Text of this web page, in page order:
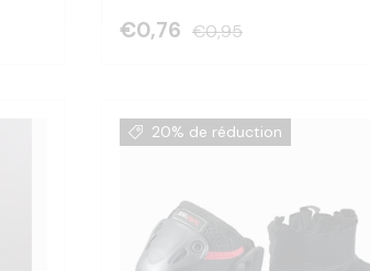
€0,76 €0,95
20% de réduction